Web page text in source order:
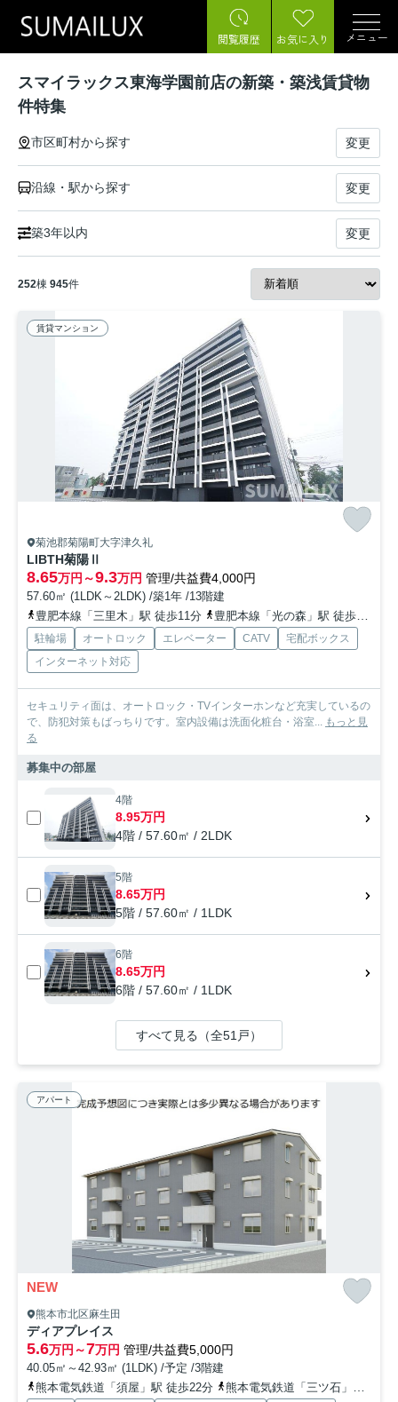
閲覧履歴 お気に入り メニュー
スマイラックス東海学園前店の新築・築浅賃貸物
件特集
市区町村から探す 変更
沿線・駅から探す 変更
築3年以内 変更
252棟 945件
賃貸マンション
菊池郡菊陽町大字津久礼
LIBTH菊陽Ⅱ
8.65万円～9.3万円 管理/共益費4,000円
57.60㎡ (1LDK～2LDK) /築1年 /13階建
豊肥本線「三里木」駅 徒歩11分
豊肥本線「光の森」駅 徒歩25分
駐輪場 オートロック エレベーター CATV
宅配ボックス
インターネット対応
セキュリティ面は、オートロック・TVインターホンなど充実しているの
で、防犯対策もばっちりです。室内設備は洗面化粧台・浴室...
もっと見
る
募集中の部屋
4階
8.95万円
4階 / 57.60㎡ / 2LDK
5階
8.65万円
5階 / 57.60㎡ / 1LDK
6階
8.65万円
6階 / 57.60㎡ / 1LDK
すべて見る（全51戸）
アパート
NEW
熊本市北区麻生田
ディアプレイス
5.6万円～7万円 管理/共益費5,000円
40.05㎡～42.93㎡ (1LDK) /予定 /3階建
熊本電気鉄道「須屋」駅 徒歩22分
熊本電気鉄道「三ツ石」駅 徒歩24分